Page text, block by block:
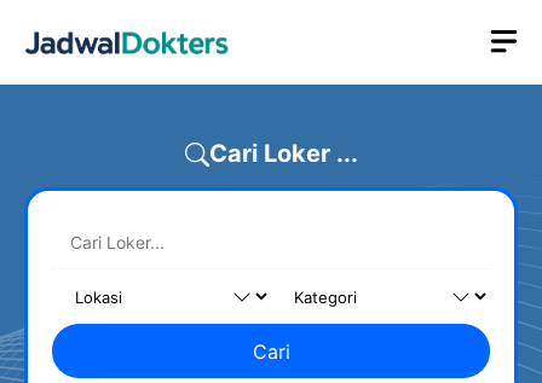
Cari Loker ...
Cari